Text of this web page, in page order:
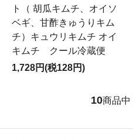
ト（ 胡瓜キムチ、オイソ
ベギ、甘酢きゅうりキム
チ）キュウリキムチ オイ
キムチ クール冷蔵便
1,728円(税128円)
10商品中